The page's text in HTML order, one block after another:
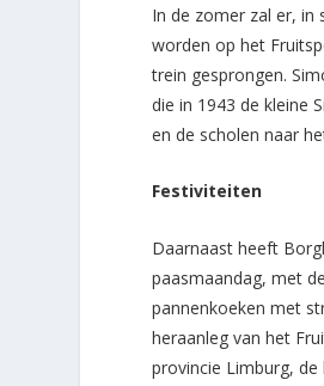
In de zomer zal er, in
worden op het
trein gesprongen.
die in 1943 de kleine
en de scholen naar
Festiviteiten
Daarnaast heeft
paasmaandag, met
pannenkoeken met
heraanleg van het
provincie Limburg,